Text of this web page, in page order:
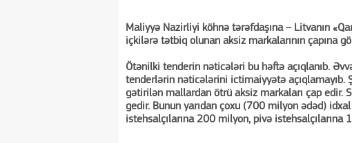
Maliyyə Nazirliyi köhnə tərəfdaşına – Litvanın
içkilərə tətbiq olunan aksiz markalarının çapına
Ötənilki tenderin nəticələri bu həftə açıqlanıb.
tenderlərin nəticələrini ictimaiyyətə
gətirilən mallardan ötrü aksiz markaları çap edir.
gedir. Bunun yarıdan çoxu (700 milyon ədəd)
istehsalçılarına 200 milyon, pivə